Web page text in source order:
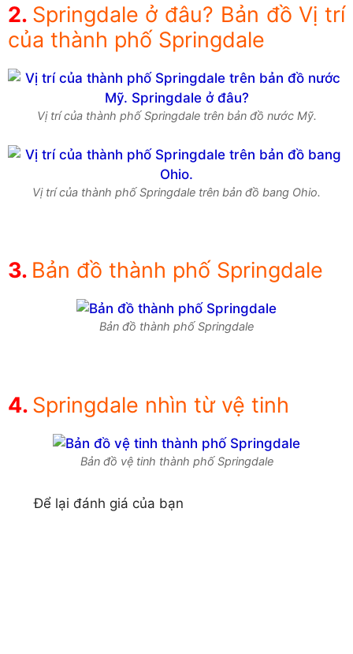
Springdale ở đâu? Bản đồ Vị trí
của thành phố Springdale
Vị trí của thành phố Springdale trên bản đồ nước Mỹ.
Vị trí của thành phố Springdale trên bản đồ bang Ohio.
Bản đồ thành phố Springdale
Bản đồ thành phố Springdale
Springdale nhìn từ vệ tinh
Bản đồ vệ tinh thành phố Springdale
Để lại đánh giá của bạn